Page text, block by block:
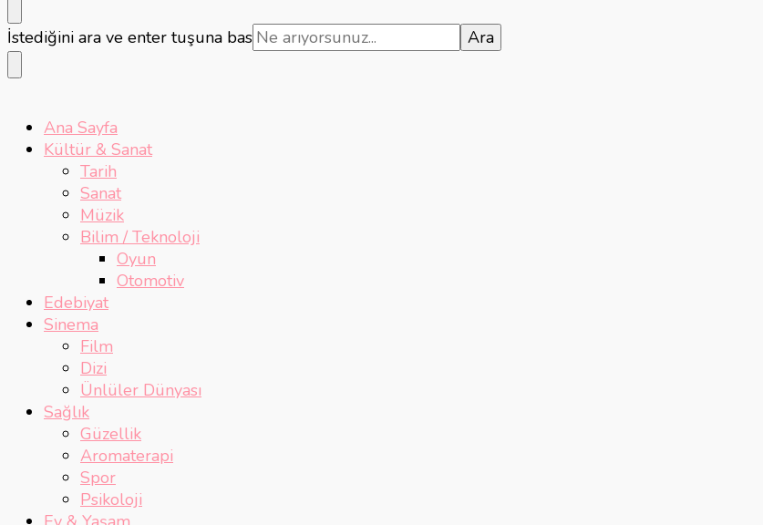
Bir
şey
mi
İstediğini ara ve enter tuşuna bas
Ana Sayfa
Kültür & Sanat
Tarih
Sanat
Müzik
Bilim / Teknoloji
Oyun
Otomotiv
Edebiyat
Sinema
Film
Dizi
Ünlüler Dünyası
Sağlık
Güzellik
Aromaterapi
Spor
Psikoloji